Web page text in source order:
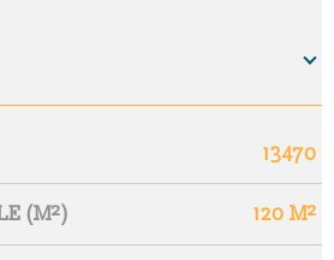
13470
(M²) 120 M²